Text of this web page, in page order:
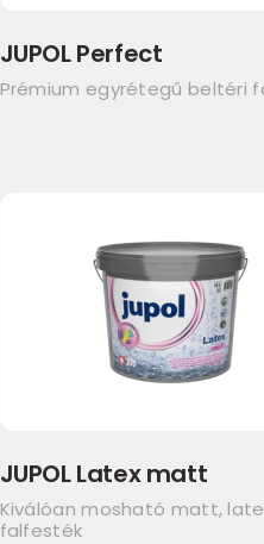
JUPOL Perfect
Prémium egyrétegű beltéri
JUPOL Latex matt
Kiválóan mosható matt,
falfesték